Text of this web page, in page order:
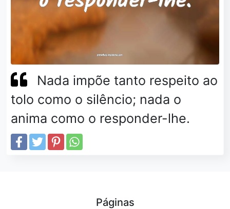
Nada impõe tanto respeito ao
tolo como o silêncio; nada o
anima como o responder-lhe.
Páginas